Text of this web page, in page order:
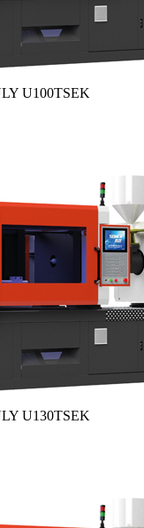
U100TSEK
U130TSEK